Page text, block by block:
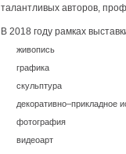
талантливых авторов,
В 2018 году рамках
живопись
графика
скульптура
декоративно–прикладное
фотография
видеоарт